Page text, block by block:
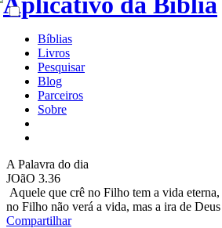
Bíblias
Livros
Pesquisar
Blog
Parceiros
Sobre
A Palavra do dia
JOãO 3.36
Aquele que crê no Filho tem a vida
no Filho não verá a vida, mas a ira de
Compartilhar